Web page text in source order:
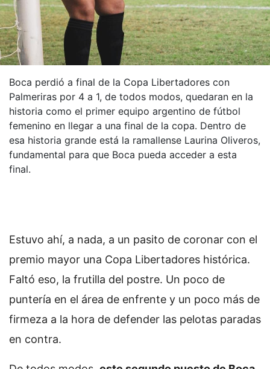
Boca perdió a final de la Copa Libertadores con
Palmeriras por 4 a 1, de todos modos, quedaran en la
historia como el primer equipo argentino de fútbol
femenino en llegar a una final de la copa. Dentro de
esa historia grande está la ramallense Laurina Oliveros,
fundamental para que Boca pueda acceder a esta
final.
Estuvo ahí, a nada, a un pasito de coronar con el
premio mayor una Copa Libertadores histórica.
Faltó eso, la frutilla del postre. Un poco de
puntería en el área de enfrente y un poco más de
firmeza a la hora de defender las pelotas paradas
en contra.